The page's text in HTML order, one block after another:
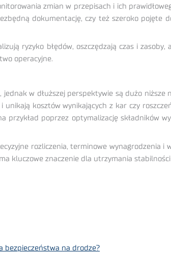
zmian w przepisach i ich
dokumentację, czy też szeroko pojęte
ryzyko błędów, oszczędzają czas i
operacyjne.
w dłuższej perspektywie są dużo niższe
kosztów wynikających z kar czy
poprzez optymalizację składników
rozliczenia, terminowe wynagrodzenia
kluczowe znaczenie dla utrzymania stabilności
bezpieczeństwa na drodze?